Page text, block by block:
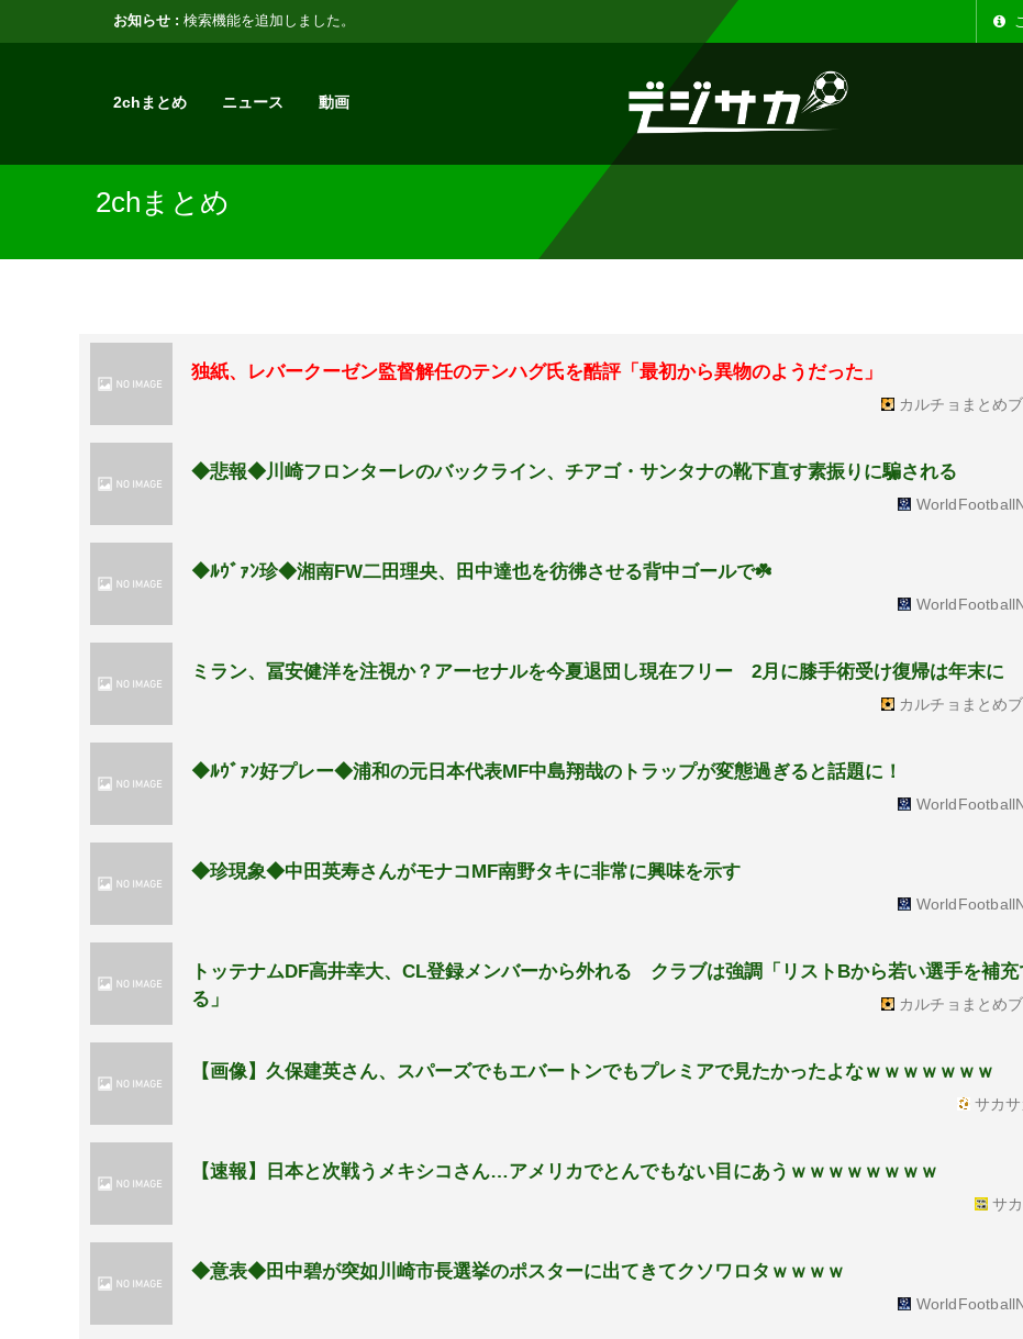
お知らせ : 検索機能を追加しました。 表示設定機能を追加しました。
2chまとめ ニュース 動画
2chまとめ
独紙、レバークーゼン監督解任のテンハグ氏を酷評「最初から異物のようだった」
カルチョまとめ
◆悲報◆川崎フロンターレのバックライン、チアゴ・サンタナの靴下直す素振りに騙される
◆ﾙｳﾞｧﾝ珍◆湘南FW二田理央、田中達也を彷彿させる背中ゴールで☘️
ミラン、冨安健洋を注視か？アーセナルを今夏退団し現在フリー 2月に膝手術受け復帰は年末に
カルチョまとめ
◆ﾙｳﾞｧﾝ好プレー◆浦和の元日本代表MF中島翔哉のトラップが変態過ぎると話題に！
◆珍現象◆中田英寿さんがモナコMF南野タキに非常に興味を示す
トッテナムDF高井幸大、CL登録メンバーから外れる クラブは強調「リストBから若い選手を補充
る」
カルチョまとめ
【画像】久保建英さん、スパーズでもエバートンでもプレミアで見たかったよなｗｗｗｗｗｗｗ
サカ
【速報】日本と次戦うメキシコさん…アメリカでとんでもない目にあうｗｗｗｗｗｗｗｗ
サ
◆意表◆田中碧が突如川崎市長選挙のポスターに出てきてクソワロタｗｗｗｗ